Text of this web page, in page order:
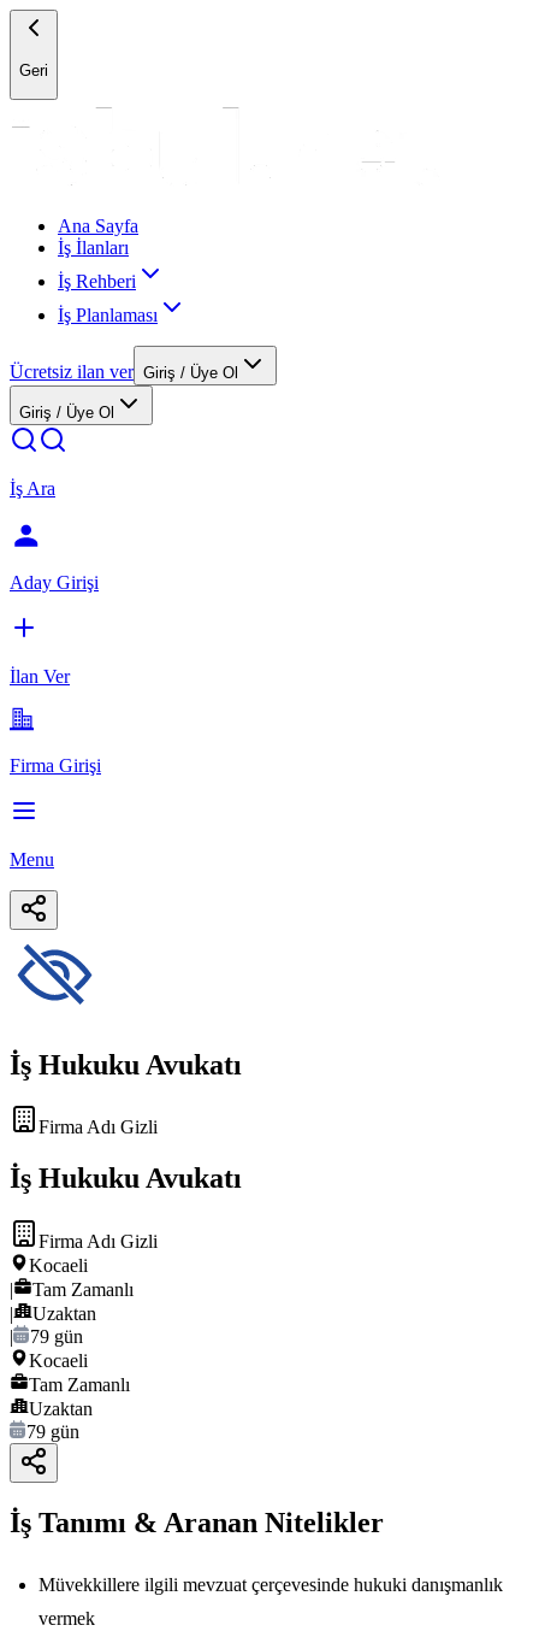
Geri
Ana Sayfa
İş İlanları
İş Rehberi
İş Planlaması
Ücretsiz ilan ver Giriş / Üye Ol
Giriş / Üye Ol
İş Ara
Aday Girişi
İlan Ver
Firma Girişi
Menu
İş Hukuku Avukatı
Firma Adı Gizli
İş Hukuku Avukatı
Firma Adı Gizli
Kocaeli
|
Tam Zamanlı
|
Uzaktan
|
79 gün
Kocaeli
Tam Zamanlı
Uzaktan
79 gün
İş Tanımı & Aranan Nitelikler
Müvekkillere ilgili mevzuat çerçevesinde hukuki danışmanlık
vermek